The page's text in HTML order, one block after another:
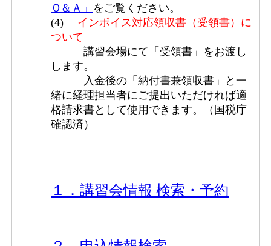
Ｑ＆Ａ」 をご覧ください。
(4) インボイス対応領収書（受領書）に
ついて
講習会場にて「受領書」をお渡し
します。
入金後の「納付書兼領収書」と一
緒に経理担当者にご提出いただければ適
格請求書として使用できます。（国税庁
確認済）
１．講習会情報 検索・予約